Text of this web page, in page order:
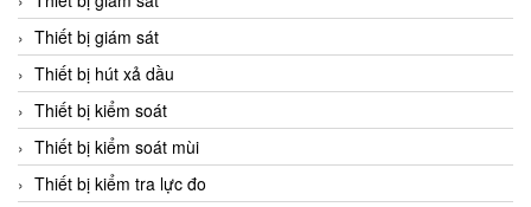
Thiết bị giám sát
Thiết bị hút xả dầu
Thiết bị kiểm soát
Thiết bị kiểm soát mùi
Thiết bị kiểm tra lực đo